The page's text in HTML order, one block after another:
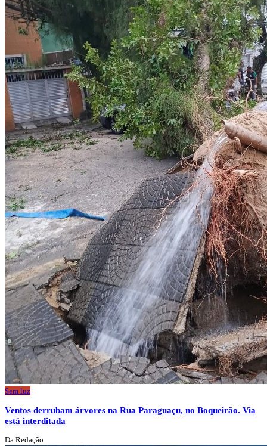
Sem luz
Ventos derrubam árvores na Rua Paraguaçu, no Boqueirão. Via
está interditada
Da Redação